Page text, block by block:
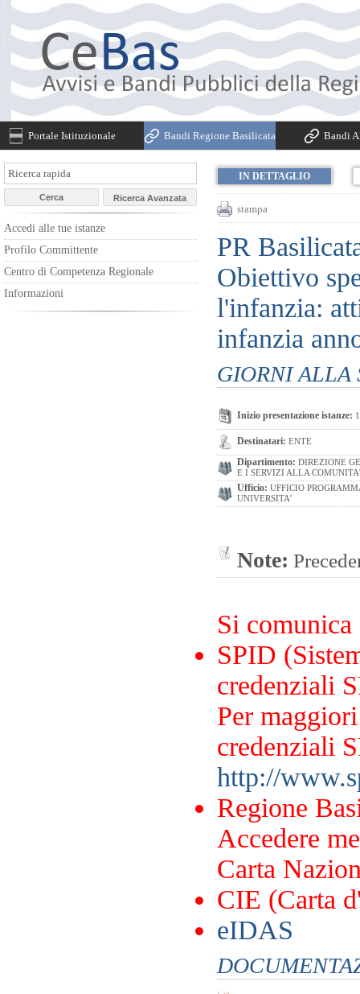
Portale Istituzionale Bandi Regione Basilicata Bandi
Accedi alle tue istanze
Profilo Committente
Centro di Competenza Regionale
Informazioni
IN DETTAGLIO
stampa
PR
Obiettivo
l'infanzia:
infanzia
GIORNI ALLA
Inizio presentazione istanze:
Destinatari: ENTE
Dipartimento: DIREZIONE
E I SERVIZI ALLA COMUNITA'
Ufficio: UFFICIO
UNIVERSITA'
Note:
Si
SPID
credenziali
Per
credenziali
http://
Regione
Accedere
Carta
CIE (Carta
eIDAS